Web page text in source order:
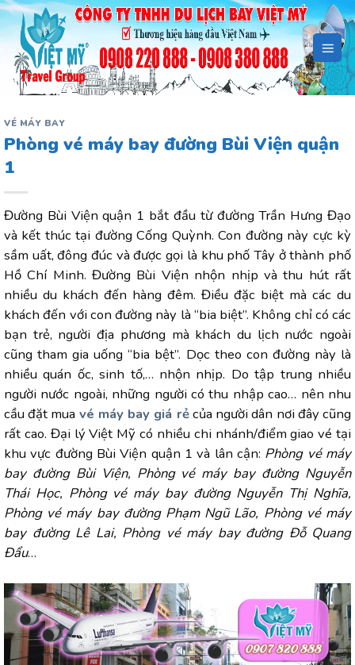
Bỏ
qua
dung
VÉ MÁY BAY
Phòng vé máy bay đường Bùi Viện quận
1
Đường Bùi Viện quận 1 bắt đầu từ đường Trần Hưng Đạo
và kết thúc tại đường Cống Quỳnh. Con đường này cực kỳ
sầm uất, đông đúc và được gọi là khu phố Tây ở thành phố
Hồ Chí Minh. Đường Bùi Viện nhộn nhịp và thu hút rất
nhiều du khách đến hàng đêm. Điều đặc biệt mà các du
khách đến với con đường này là “bia biệt”. Không chỉ có các
bạn trẻ, người địa phương mà khách du lịch nước ngoài
cũng tham gia uống “bia bệt”. Dọc theo con đường này là
nhiều quán ốc, sinh tố,… nhộn nhịp. Do tập trung nhiều
người nước ngoài, những người có thu nhập cao… nên nhu
cầu đặt mua vé máy bay giá rẻcủa người dân nơi đây cũng
rất cao. Đại lý Việt Mỹ có nhiều chi nhánh/điểm giao vé tại
khu vực đường Bùi Viện quận 1 và lân cận: Phòng vé máy
bay đường Bùi Viện, Phòng vé máy bay đường Nguyễn
Thái Học, Phòng vé máy bay đường Nguyễn Thị Nghĩa,
Phòng vé máy bay đường Phạm Ngũ Lão, Phòng vé máy
bay đường Lê Lai, Phòng vé máy bay đường Đỗ Quang
Đẩu…